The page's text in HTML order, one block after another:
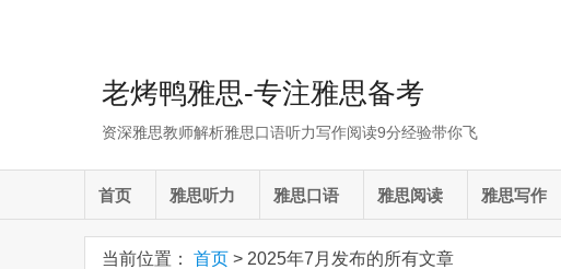
老烤鸭雅思-专注雅思备考
资深雅思教师解析雅思口语听力写作阅读9分经验带你飞
首页 雅思听力 雅思口语 雅思阅读 雅思写作
当前位置： 首页 > 2025年7月发布的所有文章